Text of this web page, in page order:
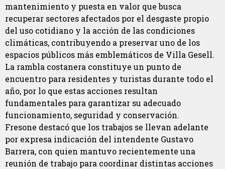
mantenimiento y puesta en valor que busca
recuperar sectores afectados por el desgaste propio
del uso cotidiano y la acción de las condiciones
climáticas, contribuyendo a preservar uno de los
espacios públicos más emblemáticos de Villa Gesell.
La rambla costanera constituye un punto de
encuentro para residentes y turistas durante todo el
año, por lo que estas acciones resultan
fundamentales para garantizar su adecuado
funcionamiento, seguridad y conservación.
Fresone destacó que los trabajos se llevan adelante
por expresa indicación del intendente Gustavo
Barrera, con quien mantuvo recientemente una
reunión de trabajo para coordinar distintas acciones